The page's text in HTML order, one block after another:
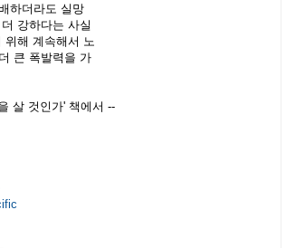
하더라도 실망
강하다는 사실
해 계속해서 노
큰 폭발력을 가
살 것인가' 책에서 --